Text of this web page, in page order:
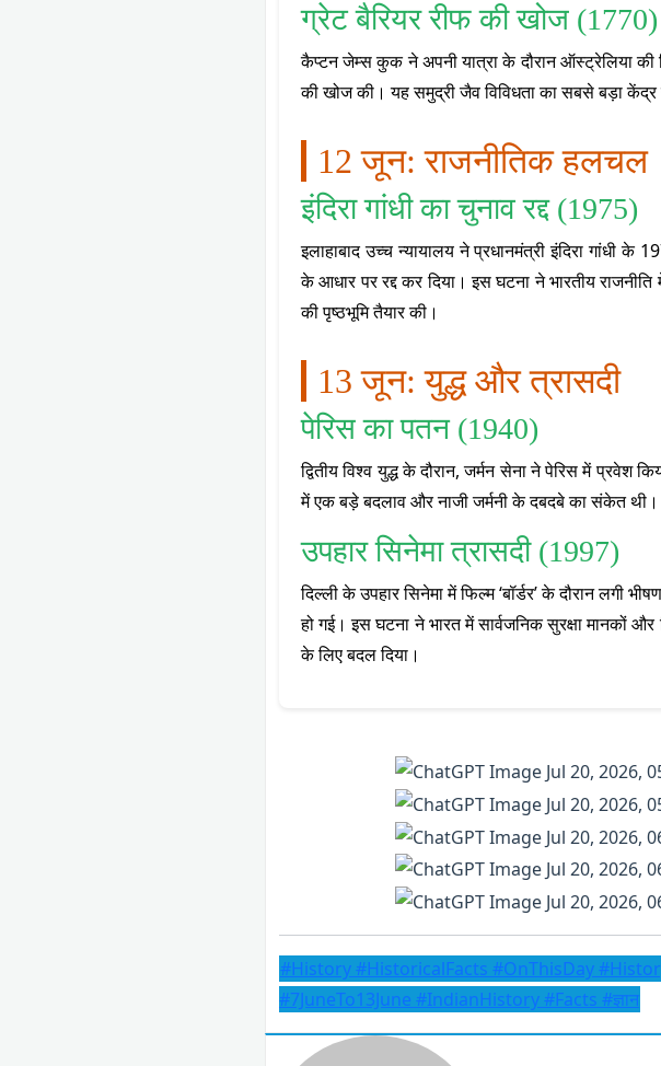
ग्रेट बैरियर रीफ की खोज (1770)
कैप्टन जेम्स कुक ने अपनी यात्रा के दौरान ऑस्ट्रेलिया की
की खोज की। यह समुद्री जैव विविधता का सबसे बड़ा केंद्र
12 जून: राजनीतिक हलचल
इंदिरा गांधी का चुनाव रद्द (1975)
इलाहाबाद उच्च न्यायालय ने प्रधानमंत्री इंदिरा गांधी
के आधार पर रद्द कर दिया। इस घटना ने भारतीय
की पृष्ठभूमि तैयार की।
13 जून: युद्ध और त्रासदी
पेरिस का पतन (1940)
द्वितीय विश्व युद्ध के दौरान, जर्मन सेना ने पेरिस में प्रवेश
में एक बड़े बदलाव और नाजी जर्मनी के दबदबे का संकेत थी।
उपहार सिनेमा त्रासदी (1997)
दिल्ली के उपहार सिनेमा में फिल्म ‘बॉर्डर’ के दौरान लगी
हो गई। इस घटना ने भारत में सार्वजनिक सुरक्षा मानकों
के लिए बदल दिया।
#History #HistoricalFacts #OnThisDay
#7JuneTo13June #IndianHistory #Facts #ज्ञान